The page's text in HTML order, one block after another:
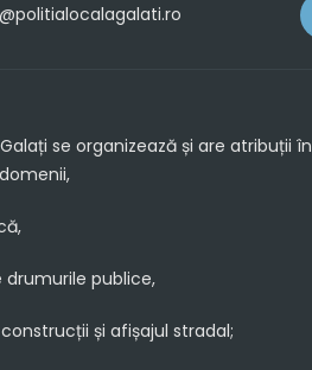
se organizează și are atribuții în
drumurile publice,
și afișajul stradal;